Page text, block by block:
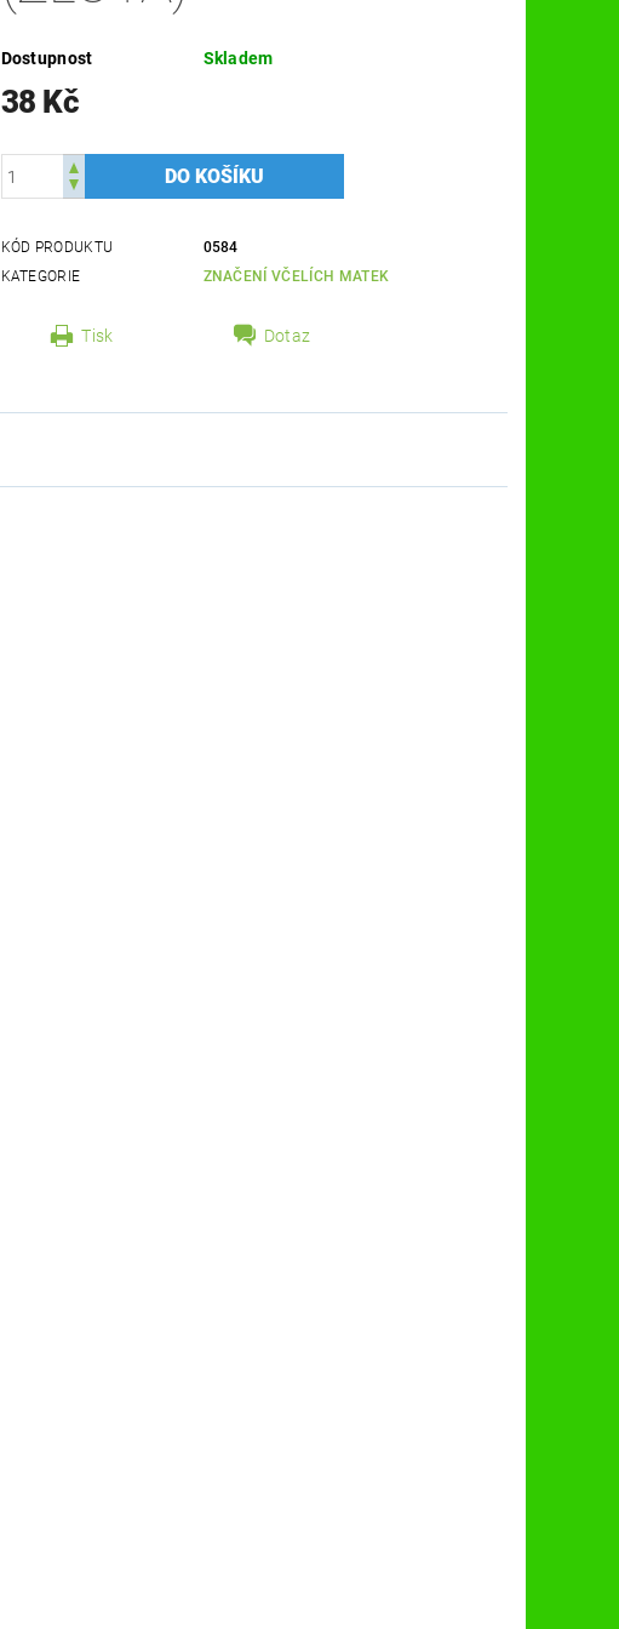
Dostupnost Skladem
38 Kč
KÓD PRODUKTU
0584
KATEGORIE
ZNAČENÍ VČELÍCH MATEK
Tisk Dotaz